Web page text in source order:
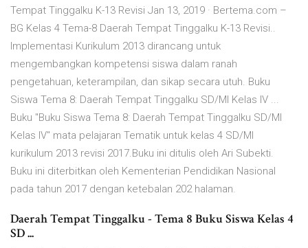
Tempat Tinggalku K-13 Revisi Jan 13, 2019 · Bertema.com –
BG Kelas 4 Tema-8 Daerah Tempat Tinggalku K-13 Revisi..
Implementasi Kurikulum 2013 dirancang untuk
mengembangkan kompetensi siswa dalam ranah
pengetahuan, keterampilan, dan sikap secara utuh. Buku
Siswa Tema 8: Daerah Tempat Tinggalku SD/MI Kelas IV ...
Buku "Buku Siswa Tema 8: Daerah Tempat Tinggalku SD/MI
Kelas IV" mata pelajaran Tematik untuk kelas 4 SD/MI
kurikulum 2013 revisi 2017.Buku ini ditulis oleh Ari Subekti.
Buku ini diterbitkan oleh Kementerian Pendidikan Nasional
pada tahun 2017 dengan ketebalan 202 halaman.
Daerah Tempat Tinggalku - Tema 8 Buku Siswa Kelas 4
SD ...